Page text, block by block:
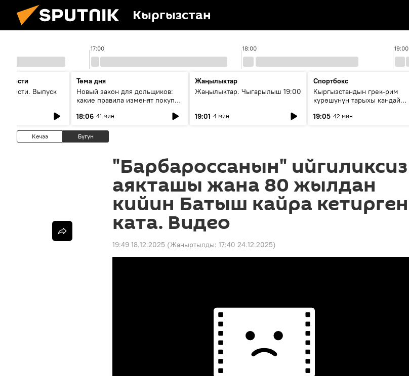
Кыргызстан
17:00 18:00 19:00
Выпуск
Тема дня
Новый закон для дольщиков:
какие правила изменят покупку
18:06 41 мин
Жаңылыктар
Жаңылыктар. Чыгарылыш 19:00
19:01 4 мин
Спортбокс
Кыргызстандын грек-рим
күрөшүнүн тарыхы кандай
19:05 42 мин
Кечээ Бүгүн
"Барбароссанын" ийгиликсиз
аякташы жана 80 жылдан
кийин Батыш кайра кетирген
ката. Видео
19:49 18.12.2025 (Жаңыртылды: 17:40 24.12.2025)